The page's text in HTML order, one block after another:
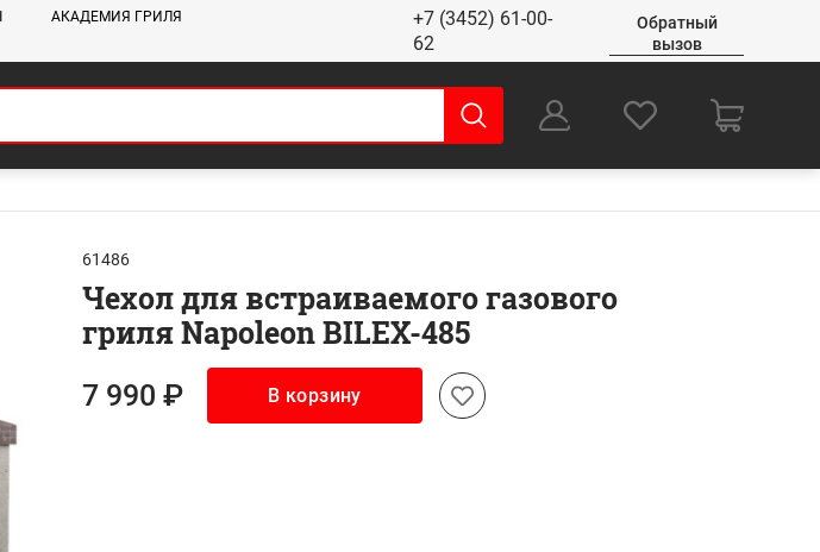
АКАДЕМИЯ ГРИЛЯ
+7 (3452) 61-00-
62
Обратный
вызов
Оформление заказа
61486
Чехол для встраиваемого газового
гриля Napoleon BILEX-485
7 990 ₽ В корзину